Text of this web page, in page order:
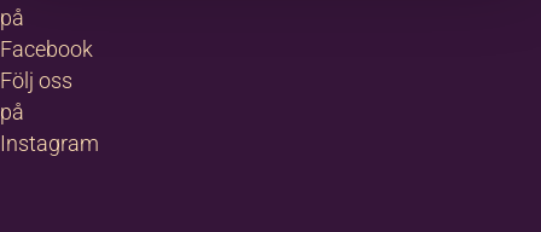
på
Facebook
Följ oss
på
Instagram